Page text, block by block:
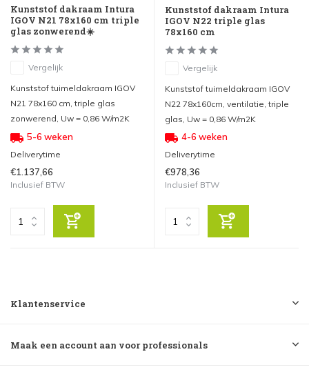
Kunststof dakraam Intura
IGOV N21 78x160 cm triple
glas zonwerend☀️
Vergelijk
Kunststof tuimeldakraam IGOV
N21 78x160 cm, triple glas
zonwerend, Uw = 0,86 W/m2K
5-6 weken
Deliverytime
€1.137,66
Inclusief BTW
Kunststof dakraam Intura
IGOV N22 triple glas
78x160 cm
Vergelijk
Kunststof tuimeldakraam IGOV
N22 78x160cm, ventilatie, triple
glas, Uw = 0,86 W/m2K
4-6 weken
Deliverytime
€978,36
Inclusief BTW
Klantenservice
Maak een account aan voor professionals